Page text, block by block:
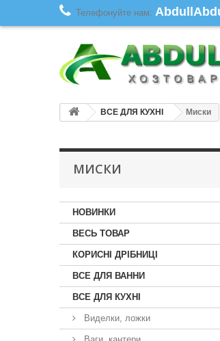
Телефонуйте нам:
ВСЕ ДЛЯ КУХНІ Миски
МИСКИ
НОВИНКИ
ВЕСЬ ТОВАР
КОРИСНІ ДРІБНИЦІ
ВСЕ ДЛЯ ВАННИ
ВСЕ ДЛЯ КУХНІ
Виделки, ложки